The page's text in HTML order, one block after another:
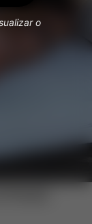
o